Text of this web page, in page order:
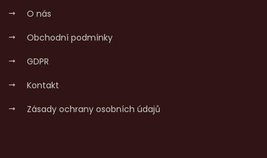
O nás
Obchodní podmínky
GDPR
Kontakt
Zásady ochrany osobních údajů